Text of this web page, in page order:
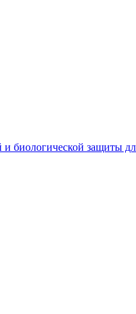
биологической защиты